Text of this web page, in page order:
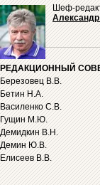
Шеф-
РЕДАКЦИОННЫЙ
Березовец В.В.
Бетин Н.А.
Василенко С.В.
Гущин М.Ю.
Демидкин В.Н.
Демин Ю.В.
Елисеев В.В.